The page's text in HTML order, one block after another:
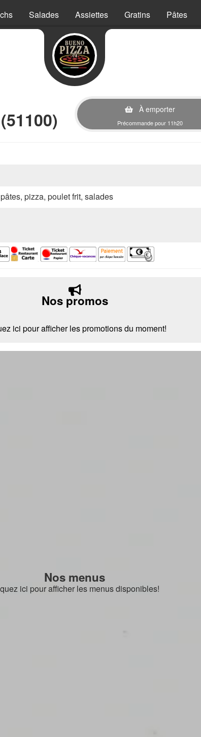
Salades Assiettes Gratins Pâtes
À emporter
Précommande pour 11h20
pizza, poulet frit, salades
Nos promos
ici pour afficher les promotions du moment!
Nos menus
ici pour afficher les menus disponibles!